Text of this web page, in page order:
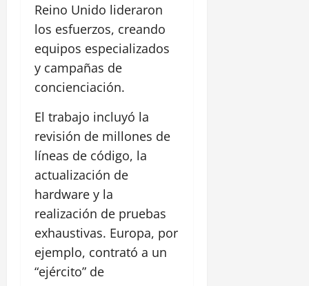
Reino Unido lideraron
los esfuerzos, creando
equipos especializados
y campañas de
concienciación.
El trabajo incluyó la
revisión de millones de
líneas de código, la
actualización de
hardware y la
realización de pruebas
exhaustivas. Europa, por
ejemplo, contrató a un
“ejército” de